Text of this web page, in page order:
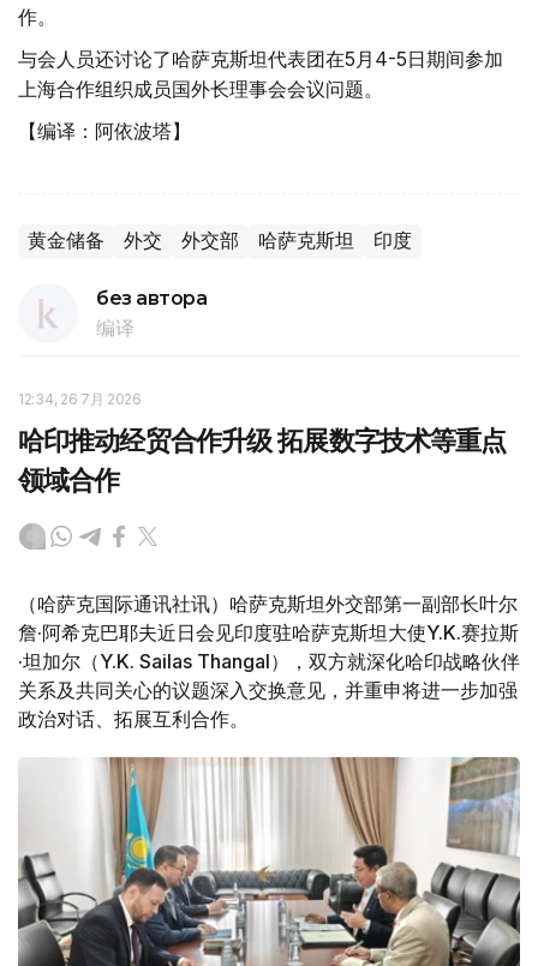
作。
与会人员还讨论了哈萨克斯坦代表团在5月4-5日期间参加
上海合作组织成员国外长理事会会议问题。
【编译：阿依波塔】
黄金储备 外交 外交部 哈萨克斯坦 印度
без автора
编译
12:34, 26 7月 2026
哈印推动经贸合作升级 拓展数字技术等重点
领域合作
（哈萨克国际通讯社讯）哈萨克斯坦外交部第一副部长叶尔
詹·阿希克巴耶夫近日会见印度驻哈萨克斯坦大使Y.K.赛拉斯
·坦加尔（Y.K. Sailas Thangal），双方就深化哈印战略伙伴
关系及共同关心的议题深入交换意见，并重申将进一步加强
政治对话、拓展互利合作。